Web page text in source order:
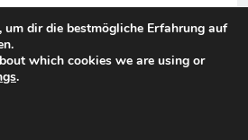
Punkt, der alles
um dir die bestmögliche Erfahrung auf
which cookies we are using or
.